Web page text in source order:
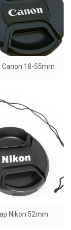
Canon 18-55mm
Nikon 52mm